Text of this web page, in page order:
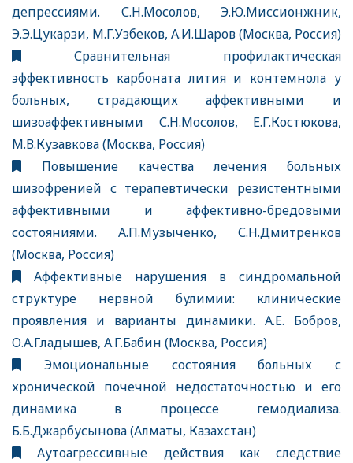
депрессиями. С.Н.Мосолов, Э.Ю.Миссионжник,
Э.Э.Цукарзи, М.Г.Узбеков, А.И.Шаров (Москва, Россия)
Сравнительная профилактическая
эффективность карбоната лития и контемнола у
больных, страдающих аффективными и
шизоаффективными С.Н.Мосолов, Е.Г.Костюкова,
М.В.Кузавкова (Москва, Россия)
Повышение качества лечения больных
шизофренией с терапевтически резистентными
аффективными и аффективно-бредовыми
состояниями. А.П.Музыченко, С.Н.Дмитренков
(Москва, Россия)
Аффективные нарушения в синдромальной
структуре нервной булимии: клинические
проявления и варианты динамики. А.Е. Бобров,
О.А.Гладышев, А.Г.Бабин (Москва, Россия)
Эмоциональные состояния больных с
хронической почечной недостаточностью и его
динамика в процессе гемодиализа.
Б.Б.Джарбусынова (Алматы, Казахстан)
Аутоагрессивные действия как следствие